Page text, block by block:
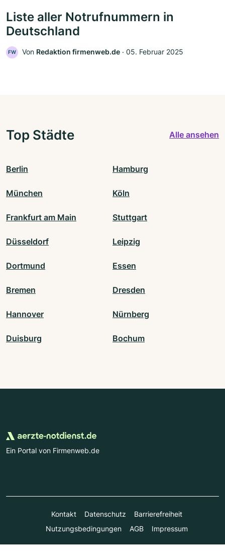
Liste aller Notrufnummern in
Deutschland
FW Von Redaktion firmenweb.de ‧ 05. Februar 2025
Top Städte Alle ansehen
Berlin Hamburg
München Köln
Frankfurt am Main Stuttgart
Düsseldorf Leipzig
Dortmund Essen
Bremen Dresden
Hannover Nürnberg
Duisburg Bochum
Ein Portal von Firmenweb.de
Kontakt Datenschutz
Barrierefreiheit
Nutzungsbedingungen
AGB Impressum